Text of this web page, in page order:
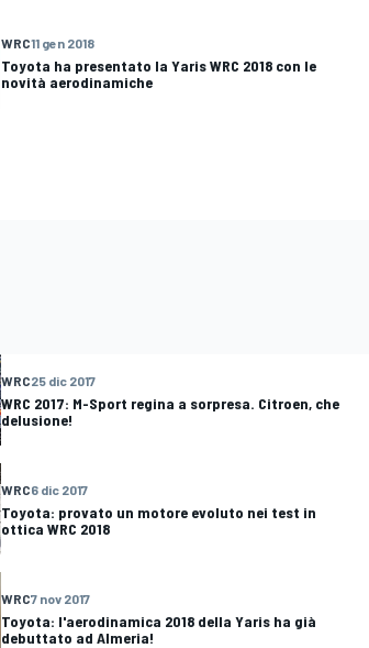
WRC11 gen 2018
Toyota ha presentato la Yaris WRC 2018 con le
novità aerodinamiche
WRC25 dic 2017
WRC 2017: M-Sport regina a sorpresa. Citroen, che
delusione!
WRC6 dic 2017
Toyota: provato un motore evoluto nei test in
ottica WRC 2018
WRC7 nov 2017
Toyota: l'aerodinamica 2018 della Yaris ha già
debuttato ad Almeria!